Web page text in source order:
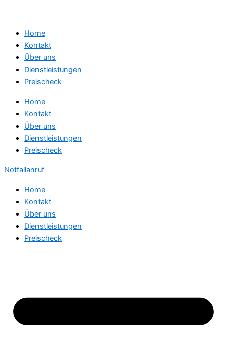
Home
Kontakt
Über uns
Dienstleistungen
Preischeck
Home
Kontakt
Über uns
Dienstleistungen
Preischeck
Notfallanruf
Home
Kontakt
Über uns
Dienstleistungen
Preischeck